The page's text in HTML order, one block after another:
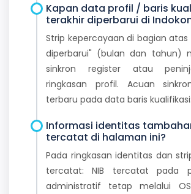
Kapan data profil / baris
terakhir diperbarui di
Strip kepercayaan di bagian
diperbarui" (bulan dan tahun)
sinkron register atau
ringkasan profil. Acuan
terbaru pada data baris
Informasi identitas
tercatat di halaman ini?
Pada ringkasan identitas dan
tercatat: NIB tercatat pada
administratif tetap melalui